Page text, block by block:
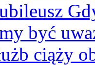
być
ciąży